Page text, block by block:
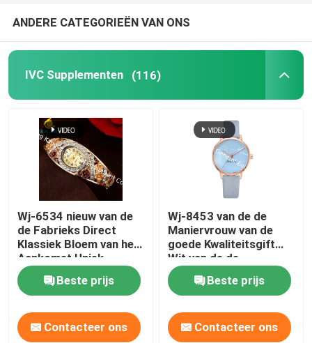
Zenuwstelselsupplementen
de gezondheidssupplementen van vrouwen
Vitaminee Supplement
De Supplementen van het gewichtsbeheer
ANDERE CATEGORIEËN VAN ONS
IVC Supplementen (116)
Wj-6534 nieuw van de
de Fabrieks Direct
Klassiek Bloem van het
Aankomst Uniek
Ontwerp de
Armbandhorloge
Beste prijs
Contacteer ons
Wj-8453 van de de
Maniervrouw van de
goede Kwaliteitsgift
Wit van de de
LegeringsHorlogekast
van de het Leerband de
Riemhorloge
Beste prijs
Contacteer ons